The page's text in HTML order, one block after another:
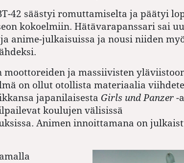
42 säästyi romuttamiselta ja päätyi
kokoelmiin. Hätävarapanssari sai
anime-julkaisuissa ja nousi niiden
moottoreiden ja massiivisten
on ollut otollista materiaalia
japanilaisesta Girls und Panzer -
koulujen välisissä
Animen innoittamana on